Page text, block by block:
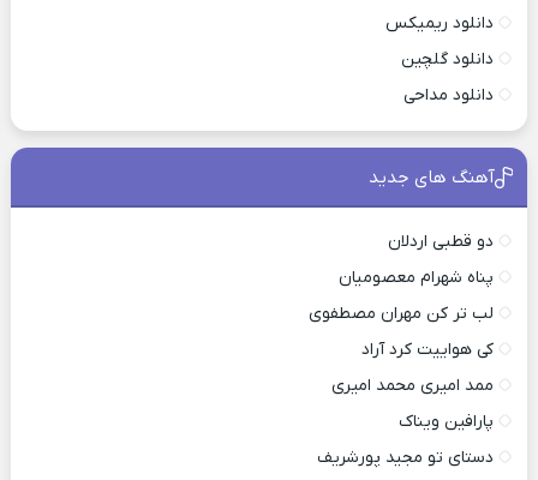
دانلود ریمیکس
دانلود گلچین
دانلود مداحی
آهنگ های جدید
دو قطبی اردلان
پناه شهرام معصومیان
لب تر کن مهران مصطفوی
کی هواییت کرد آراد
ممد امیری محمد امیری
پارافین ویناک
دستای تو مجید پورشریف